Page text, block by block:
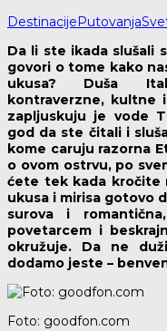
Destinacije Putovanja
Da li ste ikada slušali
govori o tome kako
ukusa? Duša
kontraverzne, kultne
zapljuskuju je vode
god da ste čitali i
kome caruju razorna
o ovom ostrvu, po
ćete tek kada kročite
ukusa i mirisa gotovo
surova i
povetarcem i
okružuje. Da ne
dodamo jeste –
Foto: goodfon.com